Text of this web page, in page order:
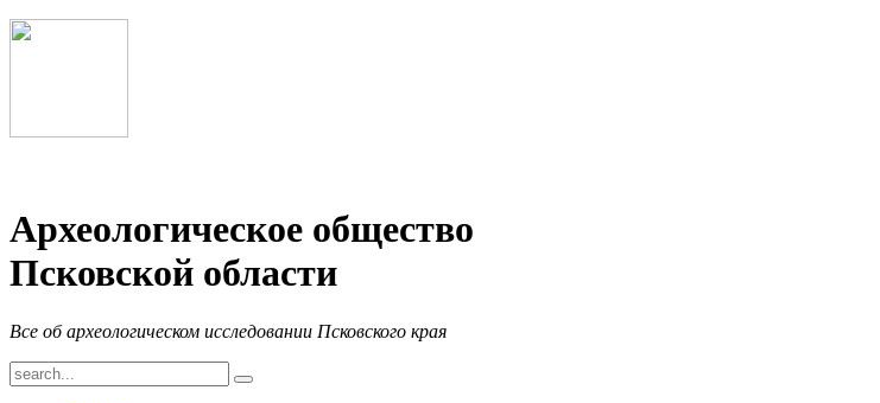
Археологическое общество
Псковской области
Все об археологическом исследовании Псковского края